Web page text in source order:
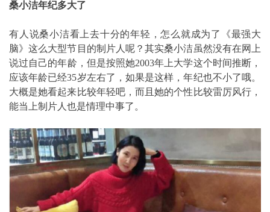
桑小洁年纪多大了
有人说桑小洁看上去十分的年轻，怎么就成为了《最强大
脑》这么大型节目的制片人呢？其实桑小洁虽然没有在网上
说过自己的年龄，但是按照她2003年上大学这个时间推断，
应该年龄已经35岁左右了，如果是这样，年纪也不小了哦。
大概是她看起来比较年轻吧，而且她的个性比较雷厉风行，
能当上制片人也是情理中事了。